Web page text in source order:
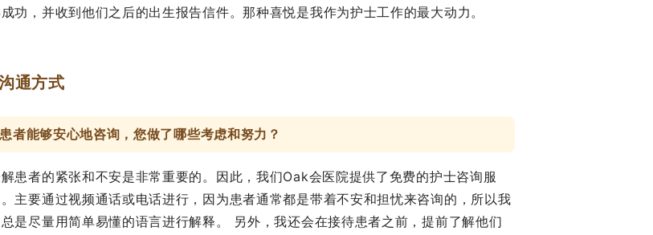
功，并收到他们之后的出生报告信件。那种喜悦是我作为护士工作的最大动力。
通方式
者能够安心地咨询，您做了哪些考虑和努力？
患者的紧张和不安是非常重要的。因此，我们Oak会医院提供了免费的护士咨询服
主要通过视频通话或电话进行，因为患者通常都是带着不安和担忧来咨询的，所以我
是尽量用简单易懂的语言进行解释。 另外，我还会在接待患者之前，提前了解他们